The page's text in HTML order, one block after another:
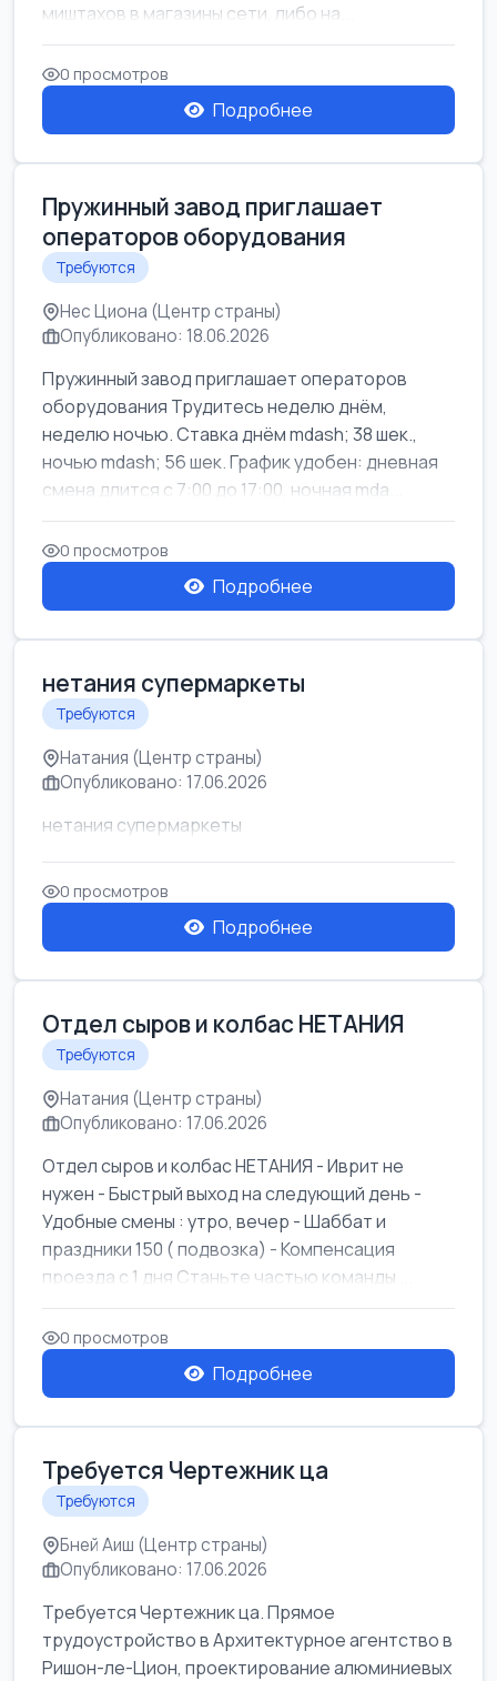
миштахов в магазины сети, либо на...
0 просмотров
Подробнее
Пружинный завод приглашает
операторов оборудования
Требуются
Нес Циона (Центр страны)
Опубликовано: 18.06.2026
Пружинный завод приглашает операторов
оборудования Трудитесь неделю днём,
неделю ночью. Ставка днём mdash; 38 шек.,
ночью mdash; 56 шек. График удобен: дневная
смена длится с 7:00 до 17:00, ночная mda...
0 просмотров
Подробнее
нетания супермаркеты
Требуются
Натания (Центр страны)
Опубликовано: 17.06.2026
нетания супермаркеты
0 просмотров
Подробнее
Отдел сыров и колбас НЕТАНИЯ
Требуются
Натания (Центр страны)
Опубликовано: 17.06.2026
Отдел сыров и колбас НЕТАНИЯ - Иврит не
нужен - Быстрый выход на следующий день -
Удобные смены : утро, вечер - Шаббат и
праздники 150 ( подвозка) - Компенсация
проезда с 1 дня Станьте частью команды ...
0 просмотров
Подробнее
Требуется Чертежник ца
Требуются
Бней Аиш (Центр страны)
Опубликовано: 17.06.2026
Требуется Чертежник ца. Прямое
трудоустройство в Архитектурное агентство в
Ришон-ле-Цион, проектирование алюминиевых